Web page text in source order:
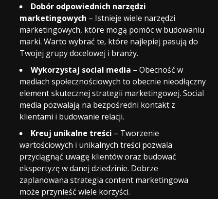
Dobór odpowiednich narzędzi
marketingowych – Istnieje wiele narzędzi
marketingowych, które mogą pomóc w budowaniu
marki. Warto wybrać te, które najlepiej pasują do
Twojej grupy docelowej i branży.
Wykorzystaj social media – Obecność w
mediach społecznościowych to obecnie nieodłączny
element skutecznej strategii marketingowej. Social
media pozwalają na bezpośredni kontakt z
klientami i budowanie relacji.
Kreuj unikalne treści – Tworzenie
wartościowych i unikalnych treści pozwala
przyciągnąć uwagę klientów oraz budować
ekspertyzę w danej dziedzinie. Dobrze
zaplanowana strategia content marketingowa
może przynieść wiele korzyści.